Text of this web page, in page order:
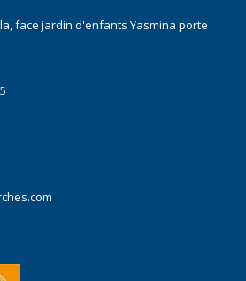
face jardin d'enfants Yasmina porte